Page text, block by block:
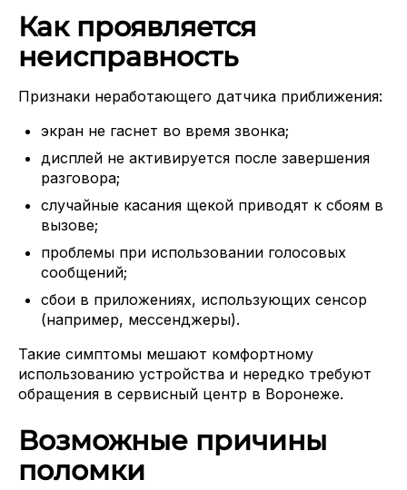
Как проявляется
неисправность
Признаки неработающего датчика приближения:
экран не гаснет во время звонка;
дисплей не активируется после завершения
разговора;
случайные касания щекой приводят к сбоям в
вызове;
проблемы при использовании голосовых
сообщений;
сбои в приложениях, использующих сенсор
(например, мессенджеры).
Такие симптомы мешают комфортному
использованию устройства и нередко требуют
обращения в сервисный центр в Воронеже.
Возможные причины
поломки